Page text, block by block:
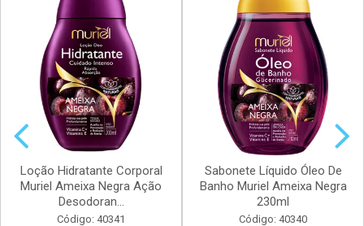
Loção Hidratante Corporal
Muriel Ameixa Negra Ação
Desodoran...
Código: 40341
Sabonete Líquido Óleo De
Banho Muriel Ameixa Negra
230ml
Código: 40340